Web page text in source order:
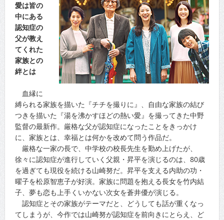
愛は皆の
中にある
認知症の
父が教え
てくれた
家族との
絆とは
血縁に
縛られる家族を描いた『チチを撮りに』、自由な家族の結び
つきを描いた『湯を沸かすほどの熱い愛』を撮ってきた中野
監督の最新作。厳格な父が認知症になったことをきっかけ
に、家族とは、幸福とは何かを改めて問う作品だ。
厳格な一家の長で、中学校の校長先生を勤め上げたが、
徐々に認知症が進行していく父親・昇平を演じるのは、80歳
を過ぎても現役を続ける山崎努だ。昇平を支える内助の功・
曜子を松原智恵子が好演。家族に問題を抱える長女を竹内結
子、夢も恋も上手くいかない次女を蒼井優が演じる。
認知症とその家族がテーマだと、どうしても話が重くなっ
てしまうが、今作では山崎努が認知症を前向きにとらえ、ど